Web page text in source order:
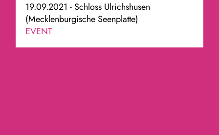
19.09.2021 - Schloss Ulrichshusen
(Mecklenburgische Seenplatte)
EVENT